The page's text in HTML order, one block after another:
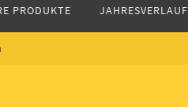
PRODUKTE JAHRESVERLAUF